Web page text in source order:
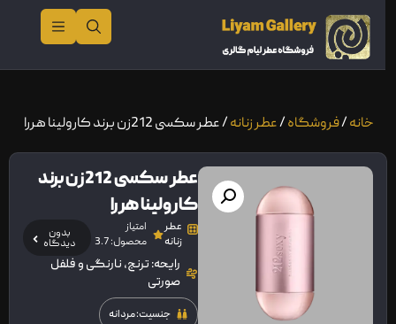
خانه/فروشگاه/عطر زنانه/ عطر سکسی 212زن برند کارولینا هررا
عطر سکسی 212زن برند
کارولینا هررا
عطر
زنانه
امتیاز
محصول: 3.7
بدون
دیدگاه
رایحه: ترنج، نارنگی و فلفل
صورتی
جنسیت: مردانه